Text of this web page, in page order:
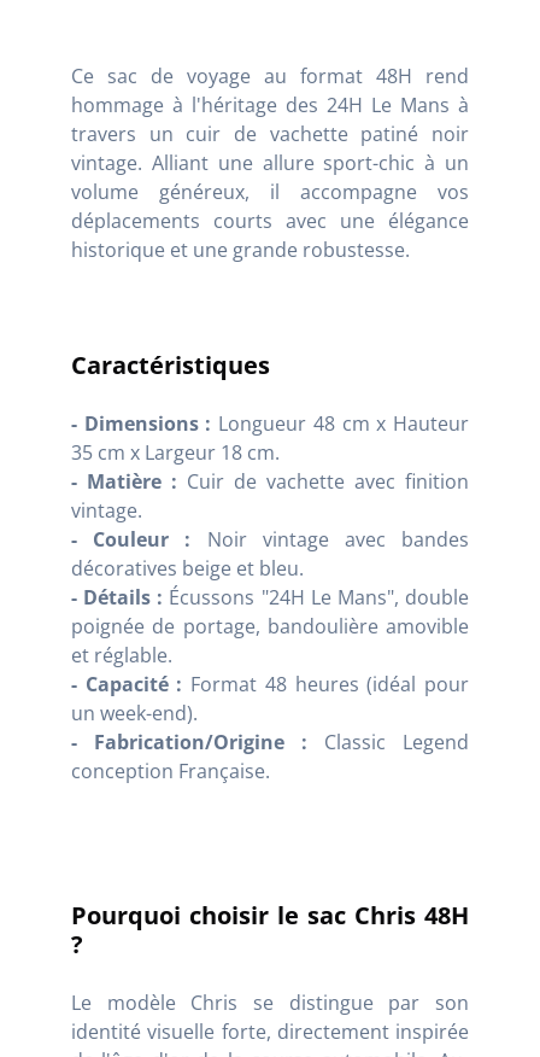
Ce sac de voyage au format 48H rend
hommage à l'héritage des 24H Le Mans à
travers un cuir de vachette patiné noir
vintage. Alliant une allure sport-chic à un
volume généreux, il accompagne vos
déplacements courts avec une élégance
historique et une grande robustesse.
Caractéristiques
- Dimensions : Longueur 48 cm x Hauteur
35 cm x Largeur 18 cm.
- Matière : Cuir de vachette avec finition
vintage.
- Couleur : Noir vintage avec bandes
décoratives beige et bleu.
- Détails : Écussons "24H Le Mans", double
poignée de portage, bandoulière amovible
et réglable.
- Capacité : Format 48 heures (idéal pour
un week-end).
- Fabrication/Origine : Classic Legend
conception Française.
Pourquoi choisir le sac Chris 48H
?
Le modèle Chris se distingue par son
identité visuelle forte, directement inspirée